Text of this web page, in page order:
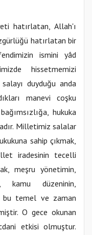
hatırlatan, Allah'ı
hatırlatan bir
ismini yâd
hissetmemizi
duyduğu anda
manevi coşku
hukuka
Milletimiz salalar
sahip çıkmak,
iradesinin tecelli
meşru yönetimin,
kamu düzeninin,
bu temel ve zaman
O gece okunan
etkisi olmuştur.